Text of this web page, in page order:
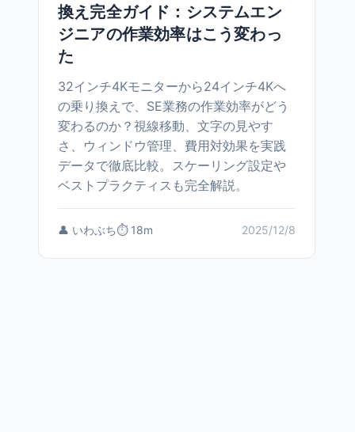
換え完全ガイド：システムエン
ジニアの作業効率はこう変わっ
た
32インチ4Kモニターから24インチ4Kへ
の乗り換えで、SE業務の作業効率がどう
変わるのか？視線移動、文字の見やす
さ、ウィンドウ管理、費用対効果を実践
データで徹底比較。スケーリング設定や
ベストプラクティスも完全解説。
👤 いわぶち⏱️ 18m 2025/12/8